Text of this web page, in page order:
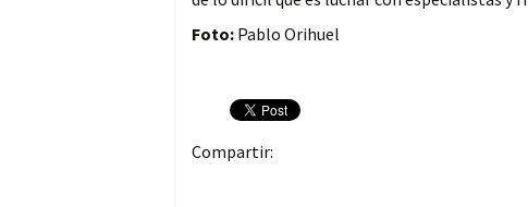
Foto: Pablo Orihuel
Compartir: